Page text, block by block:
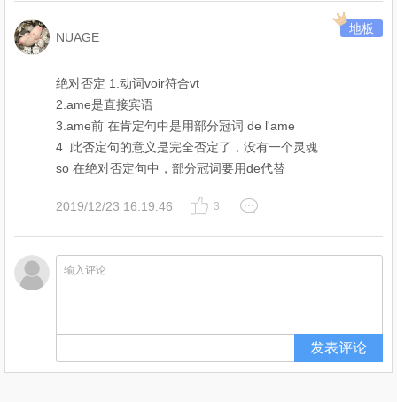
NUAGE
地板
绝对否定 1.动词voir符合vt
2.ame是直接宾语
3.ame前 在肯定句中是用部分冠词 de l'ame
4. 此否定句的意义是完全否定了，没有一个灵魂
so 在绝对否定句中，部分冠词要用de代替
2019/12/23 16:19:46 3